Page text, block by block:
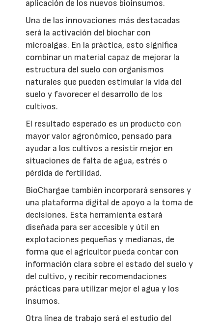
aplicación de los nuevos bioinsumos.
Una de las innovaciones más destacadas
será la activación del biochar con
microalgas. En la práctica, esto significa
combinar un material capaz de mejorar la
estructura del suelo con organismos
naturales que pueden estimular la vida del
suelo y favorecer el desarrollo de los
cultivos.
El resultado esperado es un producto con
mayor valor agronómico, pensado para
ayudar a los cultivos a resistir mejor en
situaciones de falta de agua, estrés o
pérdida de fertilidad.
BioChargae también incorporará sensores y
una plataforma digital de apoyo a la toma de
decisiones. Esta herramienta estará
diseñada para ser accesible y útil en
explotaciones pequeñas y medianas, de
forma que el agricultor pueda contar con
información clara sobre el estado del suelo y
del cultivo, y recibir recomendaciones
prácticas para utilizar mejor el agua y los
insumos.
Otra línea de trabajo será el estudio del